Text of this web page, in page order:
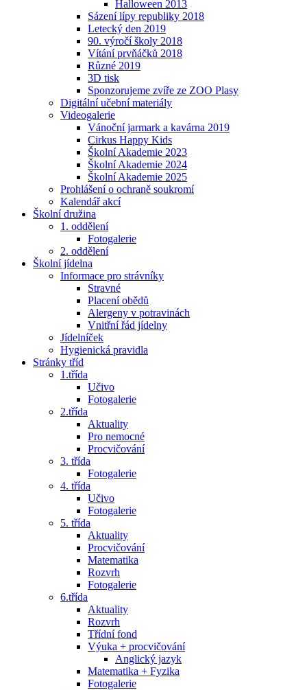
Halloween 2013
Sázení lípy republiky 2018
Letecký den 2019
90. výročí školy 2018
Vítání prvňáčků 2018
Různé 2019
3D tisk
Sponzorujeme zvíře ze ZOO Plasy
Digitální učební materiály
Videogalerie
Vánoční jarmark a kavárna 2019
Cirkus Happy Kids
Školní Akademie 2023
Školní Akademie 2024
Školní Akademie 2025
Prohlášení o ochraně soukromí
Kalendář akcí
Školní družina
1. oddělení
Fotogalerie
2. oddělení
Školní jídelna
Informace pro strávníky
Stravné
Placení obědů
Alergeny v potravinách
Vnitřní řád jídelny
Jídelníček
Hygienická pravidla
Stránky tříd
1.třída
Učivo
Fotogalerie
2.třída
Aktuality
Pro nemocné
Procvičování
3. třída
Fotogalerie
4. třída
Učivo
Fotogalerie
5. třída
Aktuality
Procvičování
Matematika
Rozvrh
Fotogalerie
6.třída
Aktuality
Rozvrh
Třídní fond
Výuka + procvičování
Anglický jazyk
Matematika + Fyzika
Fotogalerie